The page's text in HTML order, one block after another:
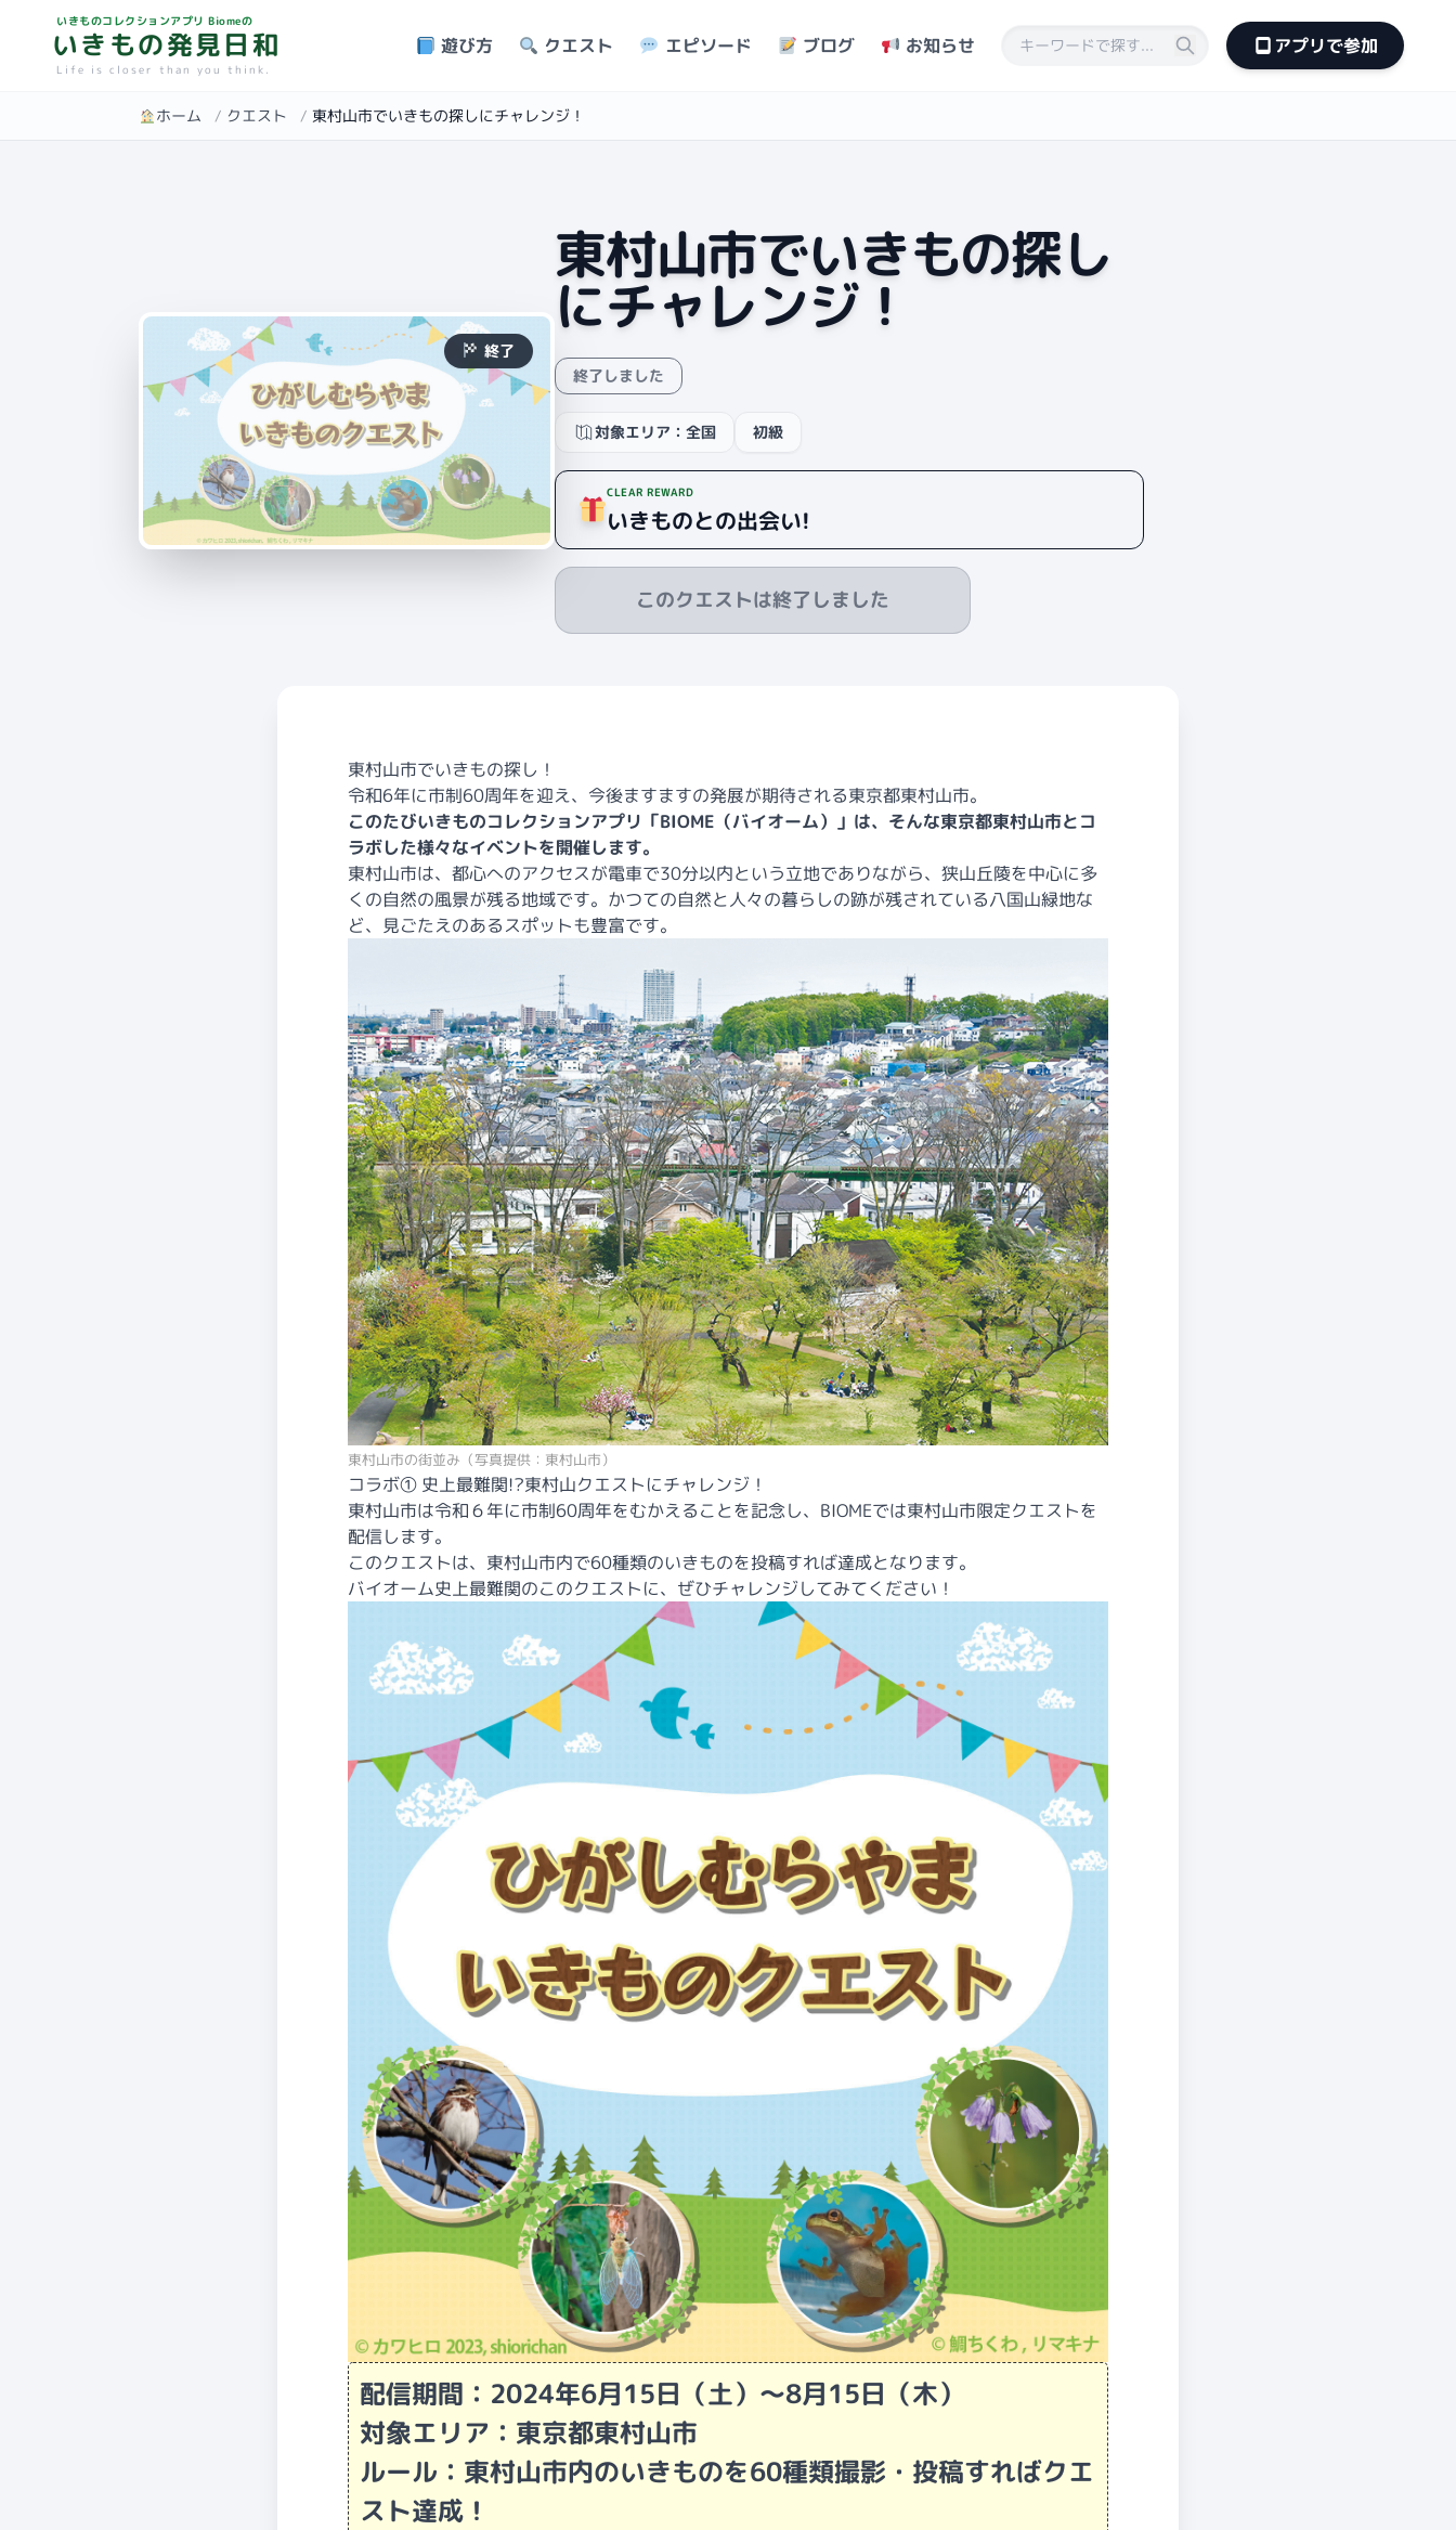
いきものコレクションアプリ Biomeの
いきもの発見日和
Life is closer than you think.
遊び方 クエスト エピソード ブログ お知らせ アプリで参加
ホーム / クエスト / 東村山市でいきもの探しにチャレンジ！
終了
東村山市でいきもの探し
にチャレンジ！
終了しました
対象エリア：全国 初級
CLEAR REWARD
いきものとの出会い!
このクエストは終了しました
東村山市でいきもの探し！
令和6年に市制60周年を迎え、今後ますますの発展が期待される東京都東村山市。
このたびいきものコレクションアプリ「BIOME（バイオーム）」は、そんな東京都東村山市とコ
ラボした様々なイベントを開催します。
東村山市は、都心へのアクセスが電車で30分以内という立地でありながら、狭山丘陵を中心に多
くの自然の風景が残る地域です。かつての自然と人々の暮らしの跡が残されている八国山緑地な
ど、見ごたえのあるスポットも豊富です。
東村山市の街並み（写真提供：東村山市）
コラボ① 史上最難関!?東村山クエストにチャレンジ！
東村山市は令和６年に市制60周年をむかえることを記念し、BIOMEでは東村山市限定クエストを
配信します。
このクエストは、東村山市内で60種類のいきものを投稿すれば達成となります。
バイオーム史上最難関のこのクエストに、ぜひチャレンジしてみてください！
配信期間：2024年6月15日（土）〜8月15日（木）
対象エリア：東京都東村山市
ルール：東村山市内のいきものを60種類撮影・投稿すればクエ
スト達成！